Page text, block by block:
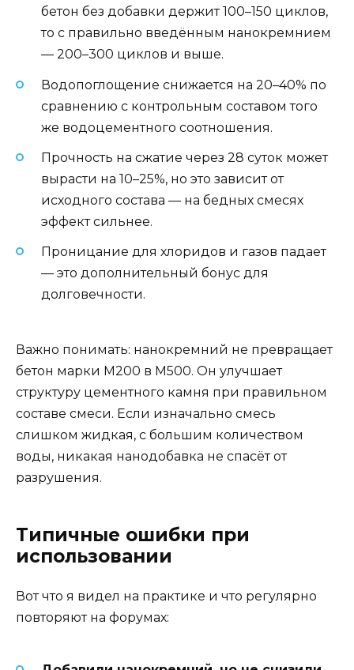
бетон без добавки держит 100–150 циклов,
то с правильно введённым нанокремнием
— 200–300 циклов и выше.
Водопоглощение снижается на 20–40% по
сравнению с контрольным составом того
же водоцементного соотношения.
Прочность на сжатие через 28 суток может
вырасти на 10–25%, но это зависит от
исходного состава — на бедных смесях
эффект сильнее.
Проницание для хлоридов и газов падает
— это дополнительный бонус для
долговечности.
Важно понимать: нанокремний не превращает
бетон марки М200 в М500. Он улучшает
структуру цементного камня при правильном
составе смеси. Если изначально смесь
слишком жидкая, с большим количеством
воды, никакая нанодобавка не спасёт от
разрушения.
Типичные ошибки при
использовании
Вот что я видел на практике и что регулярно
повторяют на форумах: